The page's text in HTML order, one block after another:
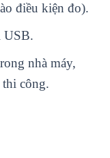
điều kiện đo).
USB.
nhà máy,
công.